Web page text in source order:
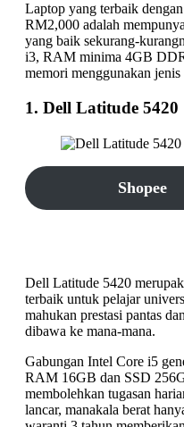
Laptop yang terbaik
RM2,000 adalah
yang baik sekurang-
i3, RAM minima 4GB
memori menggunakan
1. Dell Latitude 5420
Shopee
Dell Latitude 5420
terbaik untuk pelajar
mahukan prestasi pantas
dibawa ke mana-mana.
Gabungan Intel Core i5
RAM 16GB dan SSD
membolehkan tugasan
lancar, manakala berat